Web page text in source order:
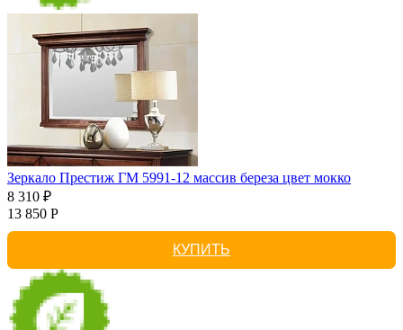
Зеркало Престиж ГМ 5991-12 массив береза цвет мокко
8 310 ₽
13 850 Р
КУПИТЬ